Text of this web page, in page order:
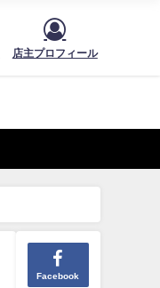
店主プロフィール
Facebook